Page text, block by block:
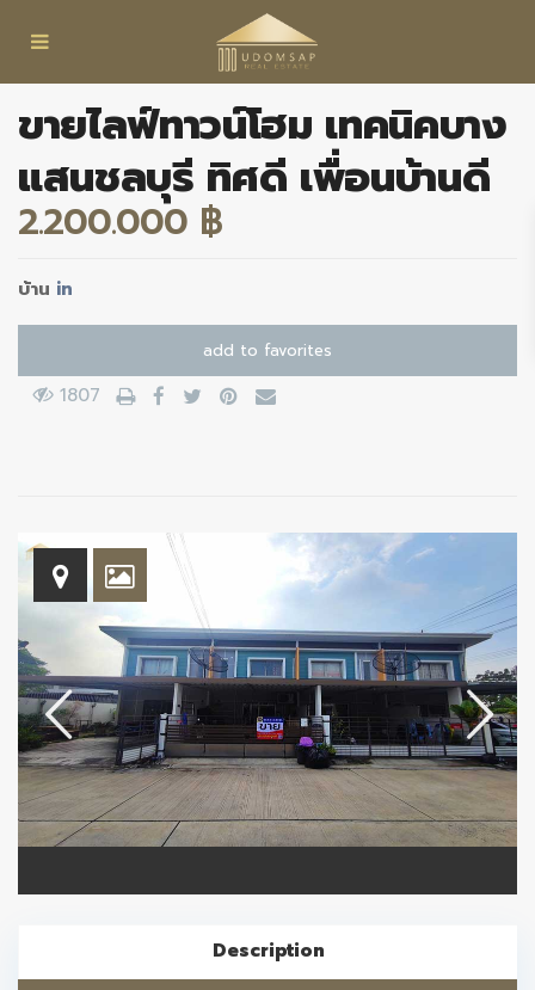
ขายไลฟ์ทาวน์โฮม เทคนิคบาง
แสนชลบุรี ทิศดี เพื่อนบ้านดี
2.200.000 ฿
บ้าน in
add to favorites
1807
Description